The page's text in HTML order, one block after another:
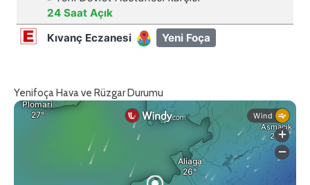
Yenifoça Hava ve Rüzgar Durumu